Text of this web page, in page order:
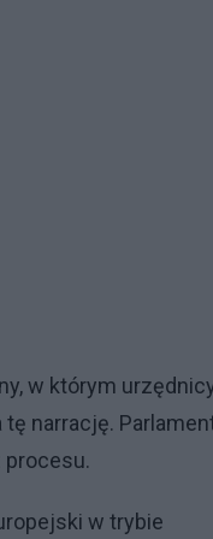
w którym
narrację.
procesu.
w trybie